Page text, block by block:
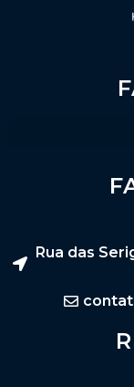
Rua das